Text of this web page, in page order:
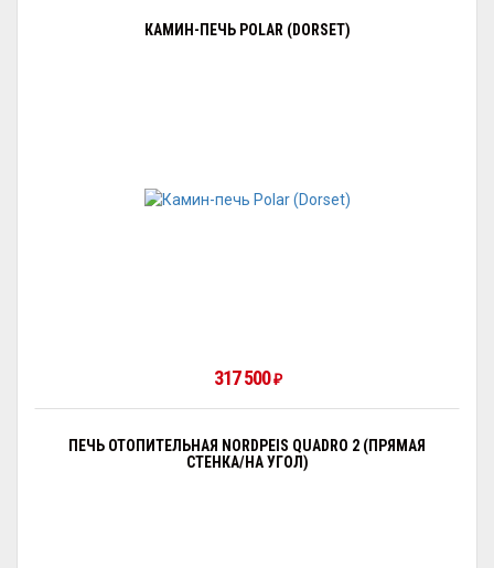
КАМИН-ПЕЧЬ POLAR (DORSET)
317 500₽
ПЕЧЬ ОТОПИТЕЛЬНАЯ NORDPEIS QUADRO 2 (ПРЯМАЯ
СТЕНКА/НА УГОЛ)